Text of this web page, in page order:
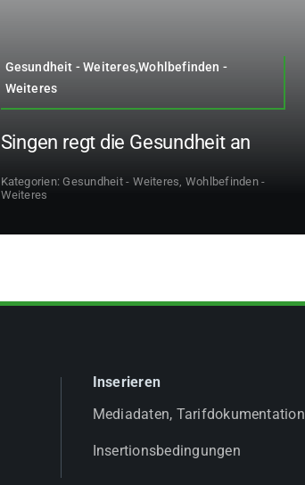
Gesundheit - Weiteres,Wohlbefinden -
Weiteres
Singen regt die Gesundheit an
Kategorien:Gesundheit - Weiteres Wohlbefinden -
Weiteres
Inserieren
Mediadaten, Tarifdokumentation
Insertionsbedingungen